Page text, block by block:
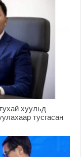
хуульд
тусгасан